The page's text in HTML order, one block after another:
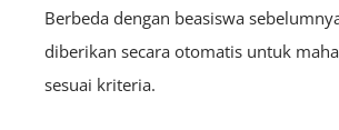
Berbeda dengan beasiswa
diberikan secara otomatis untuk
sesuai kriteria.